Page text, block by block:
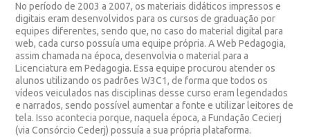
No período de 2003 a 2007, os materiais didáticos impressos e
digitais eram desenvolvidos para os cursos de graduação por
equipes diferentes, sendo que, no caso do material digital para
web, cada curso possuía uma equipe própria. AWeb Pedagogia,
assim chamada na época, desenvolvia o material para a
Licenciatura em Pedagogia. Essa equipe procurou atender os
alunos utilizando os padrões W3C1, de forma que todos os
vídeos veiculados nas disciplinas desse curso eram legendados
e narrados, sendo possível aumentar a fonte e utilizar leitores de
tela. Isso acontecia porque, naquela época, a Fundação Cecierj
(via Consórcio Cederj) possuía a sua própria plataforma.